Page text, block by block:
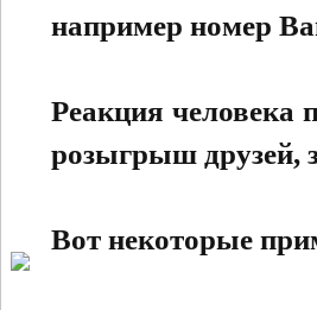
например номер
Реакция человека
розыгрыш друзей,
Вот некоторые